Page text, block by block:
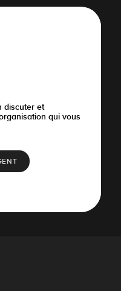
discuter et
qui vous